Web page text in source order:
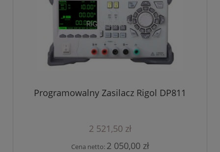
Programowalny Zasilacz Rigol DP811
2 521,50 zł
Cena netto: 2 050,00 zł